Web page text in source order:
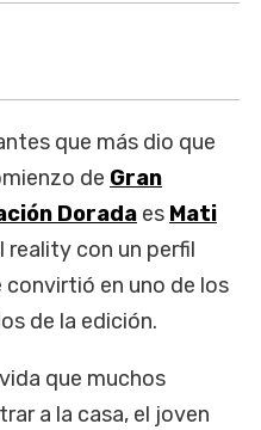
que más dio que
de Gran
Dorada es Mati
reality con un perfil
en uno de los
de la edición.
que muchos
a la casa, el joven